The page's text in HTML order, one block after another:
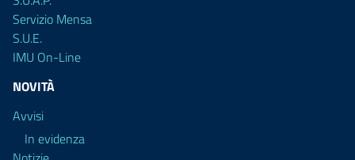
Servizio Mensa
S.U.E.
IMU On-Line
NOVITÀ
Avvisi
In evidenza